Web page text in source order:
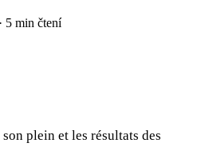
· 5 min čtení
plein et les résultats des